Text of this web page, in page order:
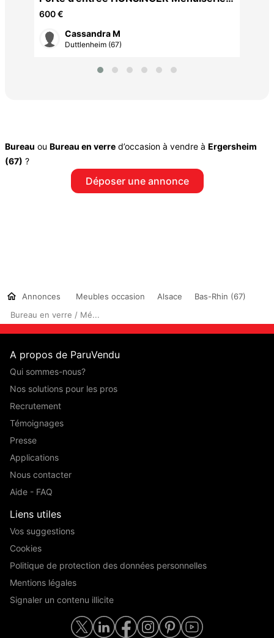
Alsacienne
600 €
Cassandra M
Duttlenheim (67)
Bureau ou Bureau en verre d’occasion à vendre à Ergersheim
(67) ?
Déposer une annonce
Annonces Meubles occasion Alsace
Bas-Rhin (67)
Bureau en verre / Mé...
A propos de ParuVendu
Qui sommes-nous?
Nos solutions pour les pros
Recrutement
Témoignages
Presse
Applications
Nous contacter
Aide - FAQ
Liens utiles
Vos suggestions
Cookies
Politique de protection des données personnelles
Mentions légales
Signaler un contenu illicite